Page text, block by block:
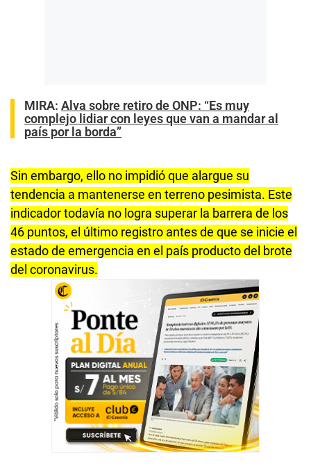
MIRA: Alva sobre retiro de ONP: “Es muy
complejo lidiar con leyes que van a mandar al
país por la borda”
Sin embargo, ello no impidió que alargue su
tendencia a mantenerse en terreno pesimista. Este
indicador todavía no logra superar la barrera de los
46 puntos, el último registro antes de que se inicie el
estado de emergencia en el país producto del brote
del coronavirus.